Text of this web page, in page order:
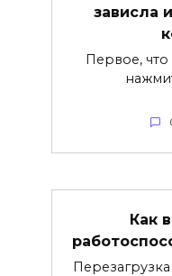
зависла
Первое, что
Как